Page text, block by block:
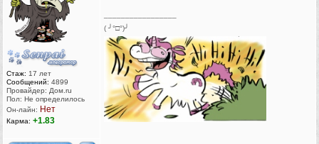
Стаж: 17 лет
Сообщений: 4899
Провайдер: Дом.ru
Пол: Не определилось
Он-лайн: Нет
Карма: +1.83
( ╯°□°)╯